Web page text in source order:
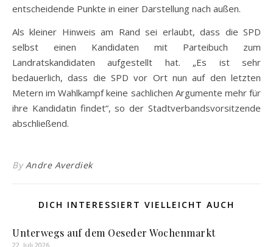
entscheidende Punkte in einer Darstellung nach außen.
Als kleiner Hinweis am Rand sei erlaubt, dass die SPD
selbst einen Kandidaten mit Parteibuch zum
Landratskandidaten aufgestellt hat. „Es ist sehr
bedauerlich, dass die SPD vor Ort nun auf den letzten
Metern im Wahlkampf keine sachlichen Argumente mehr für
ihre Kandidatin findet“, so der Stadtverbandsvorsitzende
abschließend.
ByAndre Averdiek
DICH INTERESSIERT VIELLEICHT AUCH
Unterwegs auf dem Oeseder Wochenmarkt
22. Juli 2026